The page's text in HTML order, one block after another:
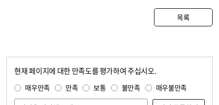
목록
현재 페이지에 대한 만족도를 평가하여 주십시오.
매우만족 만족 보통 불만족 매우불만족